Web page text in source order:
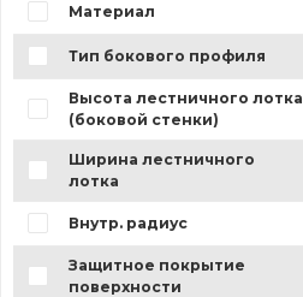
Материал
Тип бокового профиля
Высота лестничного лотка
(боковой стенки)
Ширина лестничного
лотка
Внутр. радиус
Защитное покрытие
поверхности